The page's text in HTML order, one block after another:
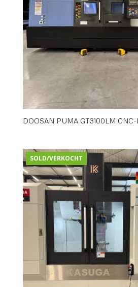
DOOSAN PUMA GT3100LM
SOLD/VERKOCHT